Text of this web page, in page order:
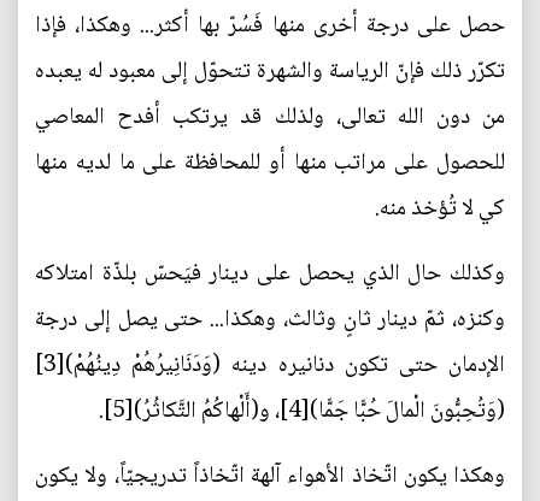
حصل على درجة أخرى منها فَسُرّ بها أكثر... وهكذا، فإذا
تكرّر ذلك فإنّ الرياسة والشهرة تتحوّل إلى معبود له يعبده
من دون الله تعالى، ولذلك قد يرتكب أفدح المعاصي
للحصول على مراتب منها أو للمحافظة على ما لديه منها
كي لا تُؤخذ منه.
وكذلك حال الذي يحصل على دينار فيَحسّ بلذّة امتلاكه
وكنزه، ثمّ دينار ثانٍ وثالث، وهكذا... حتى يصل إلى درجة
الإدمان حتى تكون دنانيره دينه (وَدَنَانِيرُهُمْ دِينُهُمْ)[3]
(وَتُحِبُّونَ الْمالَ حُبًّا جَمًّا)[4]، و(أَلْهاكُمُ التَّكاثُرُ)[5].
وهكذا يكون اتّخاذ الأهواء آلهة اتّخاذاً تدريجيّاً، ولا يكون